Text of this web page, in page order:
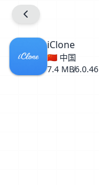
iClone
🇨🇳 中国
7.4 MB6.0.46